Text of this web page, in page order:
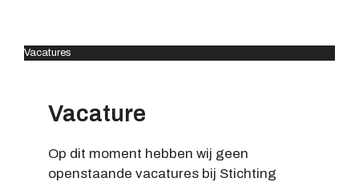
Vacatures
Vacature
Op dit moment hebben wij geen
openstaande vacatures bij Stichting